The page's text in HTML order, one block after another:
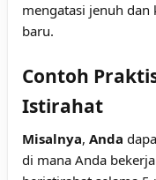
mengatasi jenuh dan
baru.
Contoh
Istirahat
Misalnya, Anda
di mana Anda